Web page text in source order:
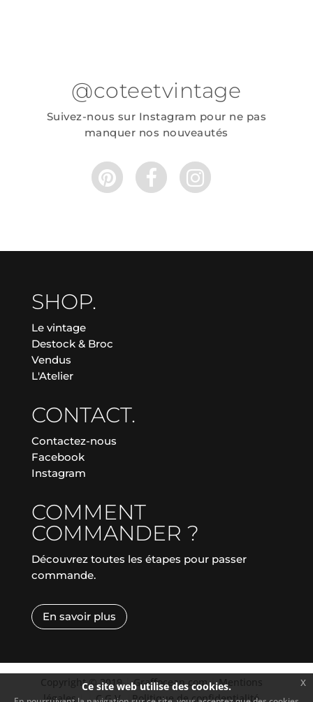
@coteetvintage
Suivez-nous sur Instagram pour ne pas
manquer nos nouveautés
SHOP.
Le vintage
Destock & Broc
Vendus
L'Atelier
CONTACT.
Contactez-nous
Facebook
Instagram
COMMENT
COMMANDER ?
Découvrez toutes les étapes pour passer
commande.
En savoir plus
Copyright © 2019| Graffocean.com | Mentions
légales | | C.G.V. |Politique de confidentialité
Ce site web utilise des cookies. x